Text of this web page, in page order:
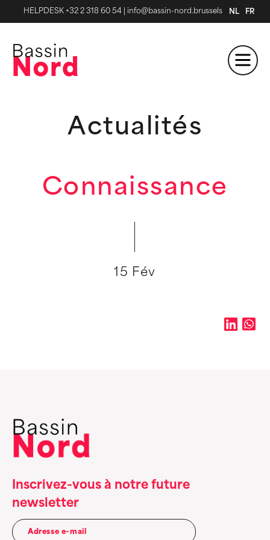
HELPDESK +32 2 318 60 54 info@bassin-nord.brussels NL FR
Actualités
Connaissance
15 Fév
Inscrivez-vous à notre future
newsletter